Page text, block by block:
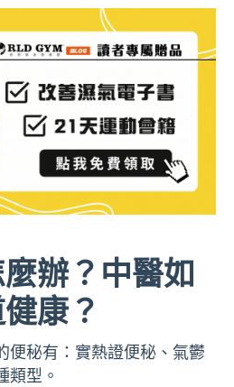
辦？中醫如
康？
便秘有：實熱證便秘、氣鬱
類型。